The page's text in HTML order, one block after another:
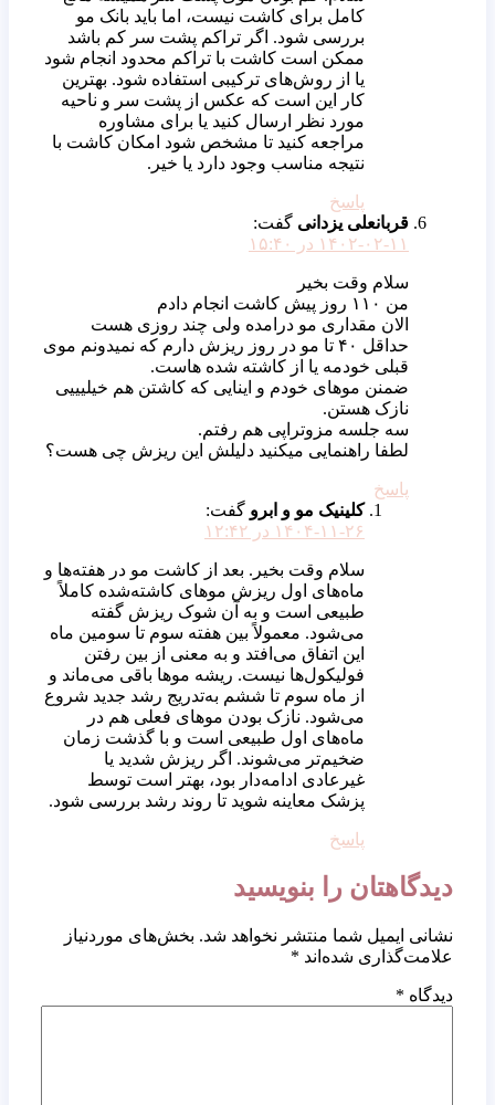
کامل برای کاشت نیست، اما باید بانک مو
بررسی شود. اگر تراکم پشت سر کم باشد
ممکن است کاشت با تراکم محدود انجام شود
یا از روش‌های ترکیبی استفاده شود. بهترین
کار این است که عکس از پشت سر و ناحیه
مورد نظر ارسال کنید یا برای مشاوره
مراجعه کنید تا مشخص شود امکان کاشت با
نتیجه مناسب وجود دارد یا خیر.
پاسخ
قربانعلی یزدانی گفت:
۱۴۰۲-۰۲-۱۱ در ۱۵:۴۰
سلام وقت بخیر
من ۱۱۰ روز پیش کاشت انجام دادم
الان مقداری مو درامده ولی چند روزی هست
حداقل ۴۰ تا مو در روز ریزش دارم که نمیدونم موی
قبلی خودمه یا از کاشته شده هاست.
ضمنن موهای خودم و اینایی که کاشتن هم خیلیییی
نازک هستن.
سه جلسه مزوتراپی هم رفتم.
لطفا راهنمایی میکنید دلیلش این ریزش چی هست؟
پاسخ
کلینیک مو و ابرو گفت:
۱۴۰۴-۱۱-۲۶ در ۱۲:۴۲
سلام وقت بخیر. بعد از کاشت مو در هفته‌ها و
ماه‌های اول ریزش موهای کاشته‌شده کاملاً
طبیعی است و به آن شوک ریزش گفته
می‌شود. معمولاً بین هفته سوم تا سومین ماه
این اتفاق می‌افتد و به معنی از بین رفتن
فولیکول‌ها نیست. ریشه موها باقی می‌ماند و
از ماه سوم تا ششم به‌تدریج رشد جدید شروع
می‌شود. نازک بودن موهای فعلی هم در
ماه‌های اول طبیعی است و با گذشت زمان
ضخیم‌تر می‌شوند. اگر ریزش شدید یا
غیرعادی ادامه‌دار بود، بهتر است توسط
پزشک معاینه شوید تا روند رشد بررسی شود.
پاسخ
دیدگاهتان را بنویسید
نشانی ایمیل شما منتشر نخواهد شد. بخش‌های موردنیاز
علامت‌گذاری شده‌اند *
دیدگاه *